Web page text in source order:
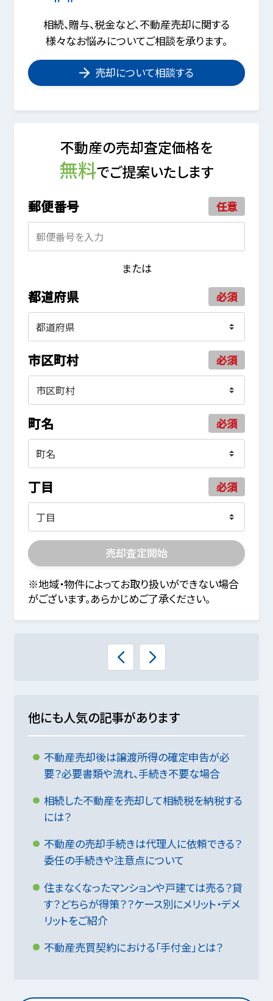
相続、贈与、税金など、不動産売却に関する
様々なお悩みについてご相談を承ります。
売却について相談する
不動産の売却査定価格を
無料でご提案いたします
郵便番号 任意
または
都道府県 必須
市区町村 必須
町名 必須
丁目 必須
売却査定開始
※地域・物件によってお取り扱いができない場合
がございます。あらかじめご了承ください。
他にも人気の記事があります
不動産売却後は譲渡所得の確定申告が必
要？必要書類や流れ、手続き不要な場合
相続した不動産を売却して相続税を納税する
には？
不動産の売却手続きは代理人に依頼できる？
委任の手続きや注意点について
住まなくなったマンションや戸建ては売る？貸
す？どちらが得策？？ケース別にメリット・デメ
リットをご紹介
不動産売買契約における「手付金」とは？